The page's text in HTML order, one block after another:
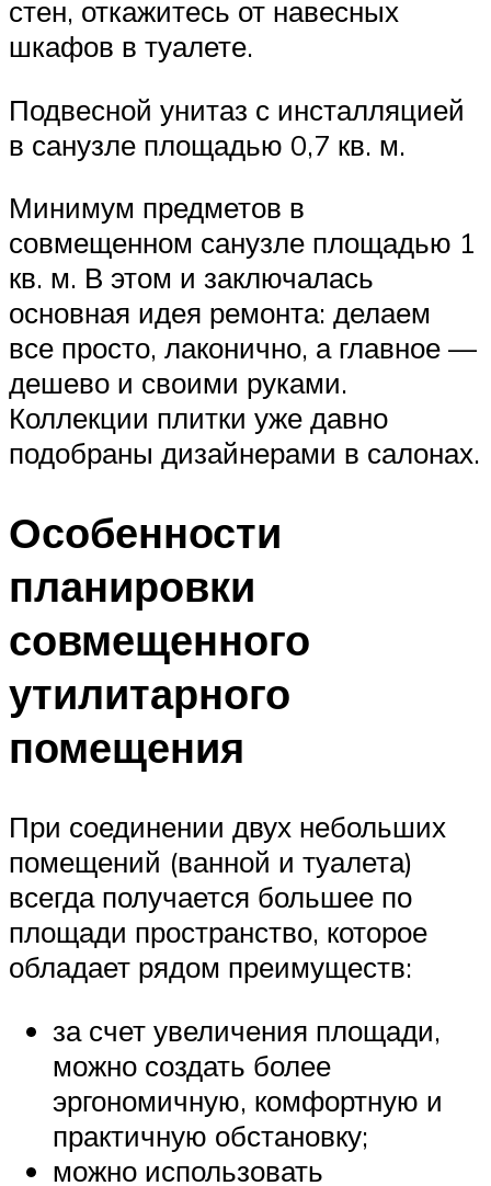
стен, откажитесь от навесных
шкафов в туалете.
Подвесной унитаз с инсталляцией
в санузле площадью 0,7 кв. м.
Минимум предметов в
совмещенном санузле площадью 1
кв. м. В этом и заключалась
основная идея ремонта: делаем
все просто, лаконично, а главное —
дешево и своими руками.
Коллекции плитки уже давно
подобраны дизайнерами в салонах.
Особенности
планировки
совмещенного
утилитарного
помещения
При соединении двух небольших
помещений (ванной и туалета)
всегда получается большее по
площади пространство, которое
обладает рядом преимуществ:
за счет увеличения площади,
можно создать более
эргономичную, комфортную и
практичную обстановку;
можно использовать